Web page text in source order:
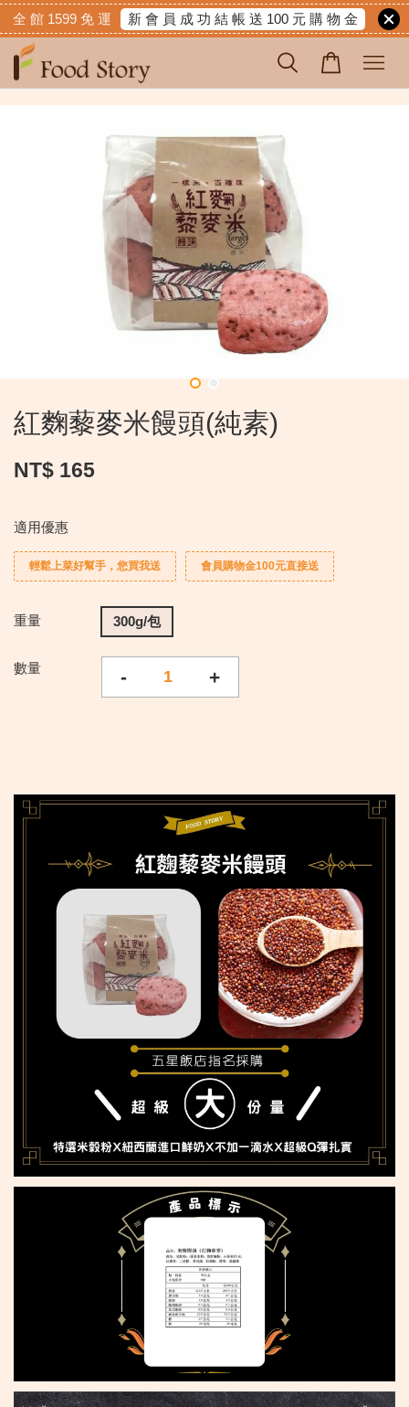
全 館 1599 免 運 新 會 員 成 功 結 帳 送 100 元 購 物 金
紅麴藜麥米饅頭(純素)
NT$ 165
適用優惠
輕鬆上菜好幫手，您買我送 會員購物金100元直接送
重量 300g/包
數量 - +